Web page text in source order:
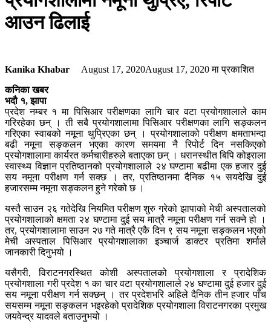
आउन ढिलाई
Kanika Khabar August 17, 2020August 17, 2020मा प्रकाशित
कनिका खबर
भदौ १, झापा
प्रदेश नम्बर १ मा पिसिआर परीक्षणका लागि चार वटा प्रयोगशालाले काम
गरिरहेका छन् । ती सबै प्रयोगशालामा पिसिआर परीक्षणका लागि सङ्कलन
गरिएका स्वाबको नमूना थुप्रिएका छन् । प्रयोगशालाको परीक्षण क्षमताभन्दा
बढी नमूना सङ्कलन भएका कारण समयमा नै रिपोर्ट दिन नसकिएको
प्रयोगशालामा कार्यरत कर्मचारीहरुले बताएका छन् । धरानस्थीत बिपि कोइराला
स्वास्थ्य विज्ञान प्रतिष्ठानको प्रयोगशालाले २४ घण्टामा बढीमा एक हजार दुई
सय नमूना परीक्षण गर्न सक्छ । तर, प्रतिष्ठानमा दैनिक १५ सयदेखि दुई
हजारसम्म नमूना सङ्कलन हुने गरेको छ ।
यस्तै साउन २६ गतेदेखि नियमित परीक्षण शुरु गरेको झापाको मेची अस्पतालको
प्रयोगशालाको क्षमता २४ घण्टामा दुई सय मात्रै नमूना परीक्षण गर्न सक्ने हो ।
तर, प्रयोगशालामा साउन २७ गते मात्रै एकै दिन ९ सय नमूना सङ्कलन भएको
मेची अस्पताल पिसिआर प्रयोगशालाका इञ्चार्ज डाक्टर प्रतिमा शर्माले
जानकारी दिनुभयो ।
यसैगरी, विराटनगरस्थित कोशी अस्पतालको प्रयोगशाला र प्रादेशिक
प्रयोगशाला गरी प्रदेश १ का चार वटा प्रयोगशालाले २४ घण्टामा दुई हजार दुई
सय नमूना परीक्षण गर्न सक्छन् । तर प्रदेशभरि अहिले दैनिक तीन हजार पाँच
सयसम्म नमूना सङ्कलन भइरहेको प्रादेशिक प्रयोगशाला विराटनगरका प्रमुख
जयवेन्द्र यादवले बताउनुभयो ।